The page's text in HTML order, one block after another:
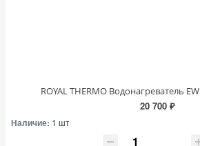
ROYAL THERMO Водонагреватель
20 700 ₽
Наличие: 1 шт